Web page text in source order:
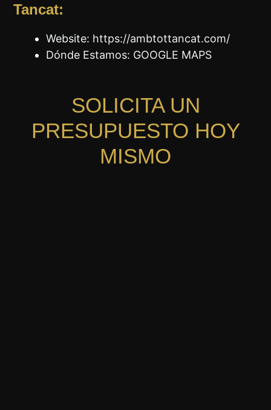
Tancat:
Website: https://ambtottancat.com/
Dónde Estamos: GOOGLE MAPS
SOLICITA UN
PRESUPUESTO HOY
MISMO